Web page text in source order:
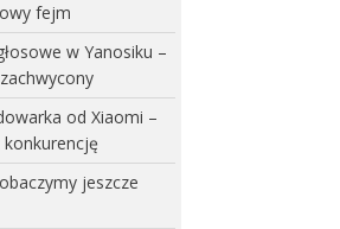
fejm
w Yanosiku –
od Xiaomi –
jeszcze